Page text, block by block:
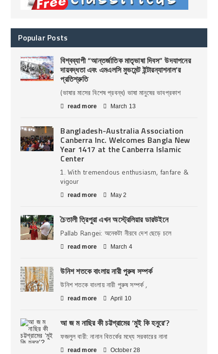
Popular Posts
বিশ্বব্যাপী “আন্তর্জাতিক মাতৃভাষা দিবস” উদযাপনের
দায়বদ্ধতা এবং এমএলসি মুভমেন্ট ইন্টারন্যাশনাল’র
প্রতিশ্রুতি
(ভাষার মাসের বিশেষ প্রবন্ধ) ভাষা মানুষের ভাবপ্রকাশ
read more March 13
Bangladesh-Australia Association
Canberra Inc. Welcomes Bangla New
Year 1417 at the Canberra Islamic
Center
1. With tremendous enthusiasm, fanfare &
vigour
read more May 2
চৈতালী ত্রিপুরা এখন অস্ট্রেলিয়ার ডারউইনে
Pallab Rangei: অনেকটা নীরবে দেশ ছেড়ে চলে
read more March 4
উনিশ শতকে বাংলায় নারী পুরুষ সম্পর্ক
উনিশ শতকে বাংলায় নারী পুরুষ সম্পর্ক ,
read more April 10
আ জ ম নাছির কী চট্টগ্রামের ‘মুই কি হনুরে’?
ফজলুল বারী: নানান বিতর্কের মধ্যে সরকারের নানা
read more October 28